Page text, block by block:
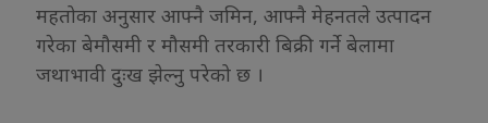
महतोका अनुसार आफ्नै जमिन, आफ्नै मेहनतले उत्पादन
गरेका बेमौसमी र मौसमी तरकारी बिक्री गर्ने बेलामा
जथाभावी दुःख झेल्नु परेको छ ।